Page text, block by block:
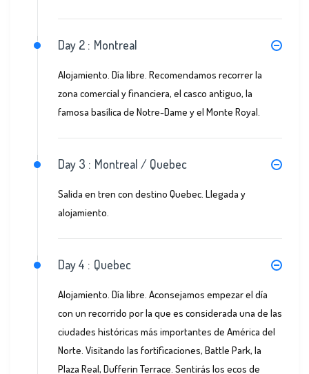
Day 2 : Montreal
Alojamiento. Día libre. Recomendamos recorrer la
zona comercial y financiera, el casco antiguo, la
famosa basílica de Notre-Dame y el Monte Royal.
Day 3 : Montreal / Quebec
Salida en tren con destino Quebec. Llegada y
alojamiento.
Day 4 : Quebec
Alojamiento. Día libre. Aconsejamos empezar el día
con un recorrido por la que es considerada una de las
ciudades históricas más importantes de América del
Norte. Visitando las fortificaciones, Battle Park, la
Plaza Real, Dufferin Terrace. Sentirás los ecos de